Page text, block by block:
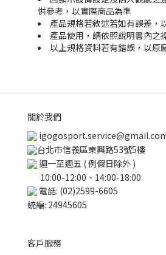
供參考，以實際商品為準
產品規格若敘述若如有誤差，
產品使用，請依照說明書內之
以上規格資料若有錯誤，以原
關於我們
台北市信義區東興路53號5樓
週一至週五 ( 例假日除外 )
10:00-12:00、14:00-18:00
電話: (02)2599-6605
統編: 24945605
客戶服務